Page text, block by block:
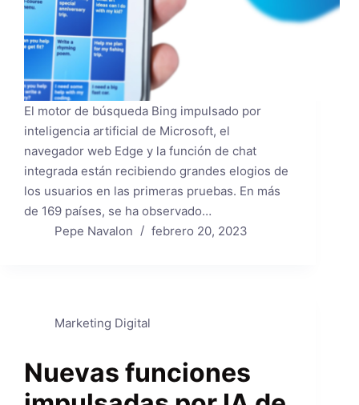
El motor de búsqueda Bing impulsado por
inteligencia artificial de Microsoft, el
navegador web Edge y la función de chat
integrada están recibiendo grandes elogios de
los usuarios en las primeras pruebas. En más
de 169 países, se ha observado…
Pepe Navalon
febrero 20, 2023
Marketing Digital
Nuevas funciones